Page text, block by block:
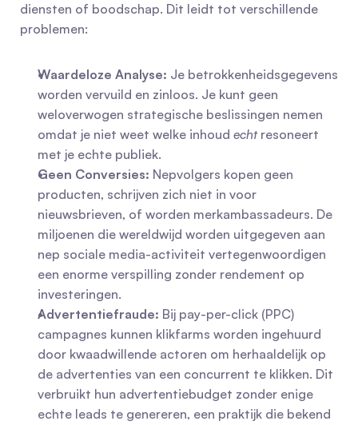
diensten of boodschap. Dit leidt tot verschillende
problemen:
Waardeloze Analyse: Je betrokkenheidsgegevens
worden vervuild en zinloos. Je kunt geen
weloverwogen strategische beslissingen nemen
omdat je niet weet welke inhoud echt resoneert
met je echte publiek.
Geen Conversies: Nepvolgers kopen geen
producten, schrijven zich niet in voor
nieuwsbrieven, of worden merkambassadeurs. De
miljoenen die wereldwijd worden uitgegeven aan
nep sociale media-activiteit vertegenwoordigen
een enorme verspilling zonder rendement op
investeringen.
Advertentiefraude: Bij pay-per-click (PPC)
campagnes kunnen klikfarms worden ingehuurd
door kwaadwillende actoren om herhaaldelijk op
de advertenties van een concurrent te klikken. Dit
verbruikt hun advertentiebudget zonder enige
echte leads te genereren, een praktijk die bekend